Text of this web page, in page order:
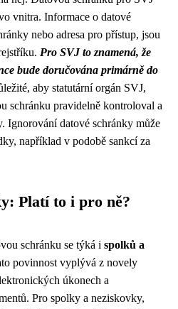
vnitra. Informace o datové
nebo adresa pro přístup, jsou
Pro SVJ to znamená, že
bude doručována primárně do
aby statutární orgán SVJ,
schránku pravidelně kontroloval a
Ignorování datové schránky může
například v podobě sankcí za
Platí to i pro ně?
schránku se týká i spolků a
povinnost vyplývá z novely
úkonech a
Pro spolky a neziskovky,